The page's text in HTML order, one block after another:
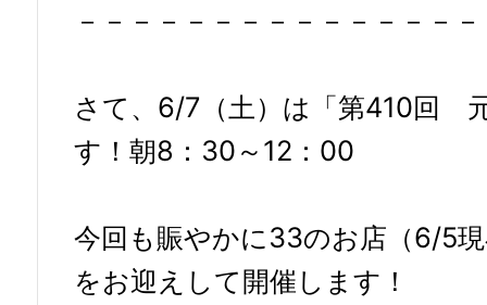
－－－－－－－－－－－－－－
さて、6/7（土）は「第410回
す！朝8：30～12：00
今回も賑やかに33のお店（6/5
をお迎えして開催します！